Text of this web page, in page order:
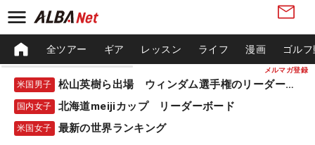
メルマガ登録
全ツアー ギア レッスン ライフ 漫画 ゴル
米国男子 松山英樹ら出場 ウィンダム選手権のリーダーボード
国内女子 北海道meijiカップ リーダーボード
米国女子 最新の世界ランキング